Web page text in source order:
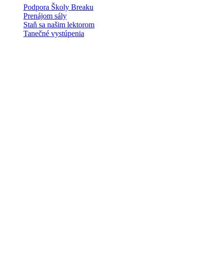
Podpora Školy Breaku
Prenájom sály
Staň sa našim lektorom
Tanečné vystúpenia